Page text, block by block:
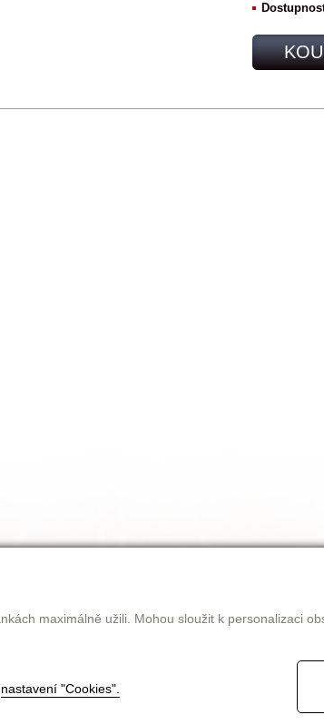
maximálně užili. Mohou sloužit k personalizaci
nastavení "Cookies".